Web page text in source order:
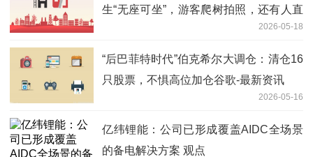
生“无座可坐”，游客爬树拍照，还有人直
播学生上体育课？校方回应：将劝阻，学
生可建言反馈
2026-05-18
“后巴菲特时代”伯克希尔大调仓：清仓16
只股票，不惧高位加仓谷歌-最新资讯
2026-05-16
亿纬锂能：公司已形成覆盖AIDC全场景
的备电解决方案 观点